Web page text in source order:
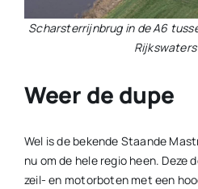
Scharsterrijnbrug in de A6
Weer de dupe
Wel is de bekende Staande
nu om de hele regio heen. Deze
zeil- en motorboten met een